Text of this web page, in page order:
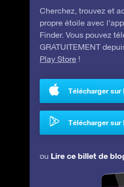
Cherchez, trouvez et
propre étoile avec
Finder. Vous pouvez
GRATUITEMENT
Play Store !
Télécharger
Télécharger sur
ou Lire ce billet de